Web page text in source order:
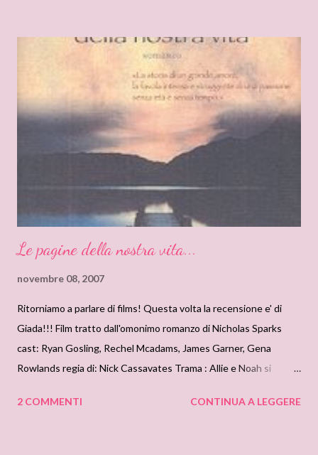
Le pagine della nostra vita...
novembre 08, 2007
Ritorniamo a parlare di films! Questa volta la recensione e' di
Giada!!! Film tratto dall'omonimo romanzo di Nicholas Sparks
cast: Ryan Gosling, Rechel Mcadams, James Garner, Gena
Rowlands regia di: Nick Cassavates Trama : Allie e Noah si
amore contrastato dai genitori di lei, in particolare dalla madre
2 COMMENTI CONTINUA A LEGGERE